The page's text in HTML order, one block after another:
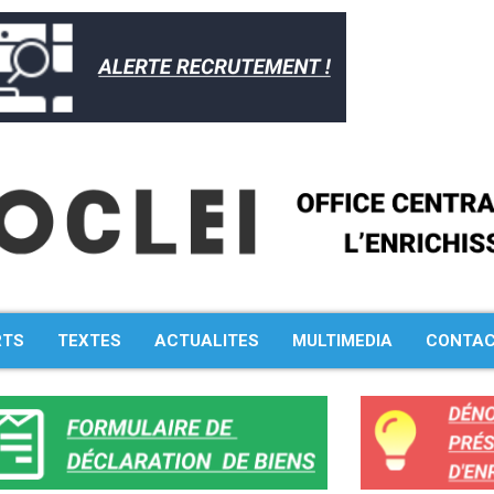
TEXTES ACTUALITES MULTIMEDIA